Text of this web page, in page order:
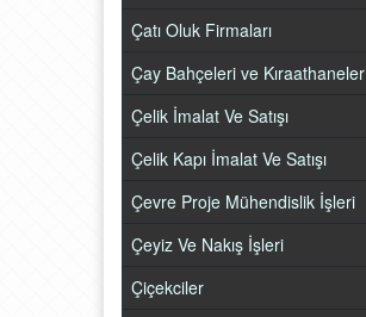
Çatı Oluk Firmaları
Çay Bahçeleri ve Kıraathaneler
Çelik İmalat Ve Satışı
Çelik Kapı İmalat Ve Satışı
Çevre Proje Mühendislik İşleri
Çeyiz Ve Nakış İşleri
Çiçekciler